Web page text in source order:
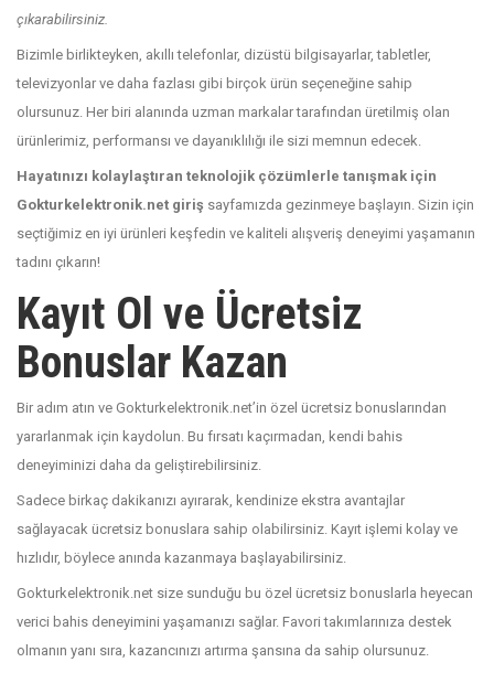
çıkarabilirsiniz.
Bizimle birlikteyken, akıllı telefonlar, dizüstü bilgisayarlar, tabletler,
televizyonlar ve daha fazlası gibi birçok ürün seçeneğine sahip
olursunuz. Her biri alanında uzman markalar tarafından üretilmiş olan
ürünlerimiz, performansı ve dayanıklılığı ile sizi memnun edecek.
Hayatınızı kolaylaştıran teknolojik çözümlerle tanışmak için
Gokturkelektronik.net giriş sayfamızda gezinmeye başlayın. Sizin için
seçtiğimiz en iyi ürünleri keşfedin ve kaliteli alışveriş deneyimi yaşamanın
tadını çıkarın!
Kayıt Ol ve Ücretsiz
Bonuslar Kazan
Bir adım atın ve Gokturkelektronik.net’in özel ücretsiz bonuslarından
yararlanmak için kaydolun. Bu fırsatı kaçırmadan, kendi bahis
deneyiminizi daha da geliştirebilirsiniz.
Sadece birkaç dakikanızı ayırarak, kendinize ekstra avantajlar
sağlayacak ücretsiz bonuslara sahip olabilirsiniz. Kayıt işlemi kolay ve
hızlıdır, böylece anında kazanmaya başlayabilirsiniz.
Gokturkelektronik.net size sunduğu bu özel ücretsiz bonuslarla heyecan
verici bahis deneyimini yaşamanızı sağlar. Favori takımlarınıza destek
olmanın yanı sıra, kazancınızı artırma şansına da sahip olursunuz.